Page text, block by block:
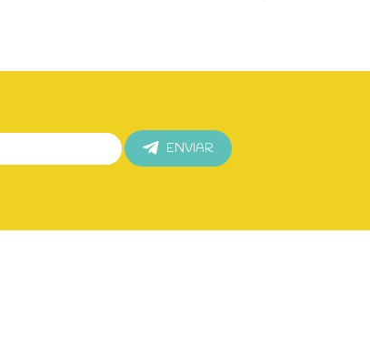
ENVIAR